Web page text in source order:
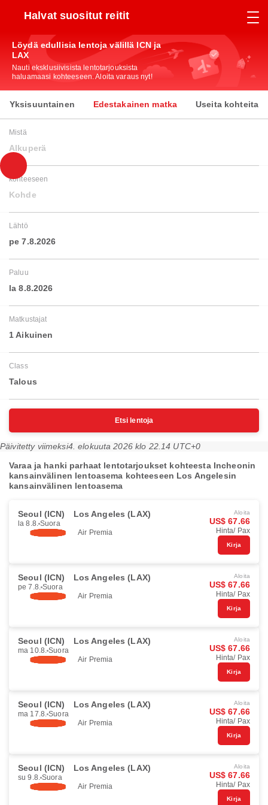
Halvat suositut reitit
Löydä edullisia lentoja välillä ICN ja
LAX
Nauti eksklusiivisista lentotarjouksista
haluamaasi kohteeseen. Aloita varaus nyt!
Yksisuuntainen Edestakainen matka Useita kohteita
Mistä
Alkuperä
kohteeseen
Kohde
Lähtö
pe 7.8.2026
Paluu
la 8.8.2026
Matkustajat
1 Aikuinen
Class
Talous
Etsi lentoja
Päivitetty viimeksi4. elokuuta 2026 klo 22.14 UTC+0
Varaa ja hanki parhaat lentotarjoukset kohteesta Incheonin
kansainvälinen lentoasema kohteeseen Los Angelesin
kansainvälinen lentoasema
Seoul (ICN) Los Angeles (LAX)
la 8.8. Suora
Air Premia
Aloita
US$ 67.66
Hinta/ Pax
Kirja
Seoul (ICN) Los Angeles (LAX)
pe 7.8. Suora
Air Premia
Aloita
US$ 67.66
Hinta/ Pax
Kirja
Seoul (ICN) Los Angeles (LAX)
ma 10.8. Suora
Air Premia
Aloita
US$ 67.66
Hinta/ Pax
Kirja
Seoul (ICN) Los Angeles (LAX)
ma 17.8. Suora
Air Premia
Aloita
US$ 67.66
Hinta/ Pax
Kirja
Seoul (ICN) Los Angeles (LAX)
su 9.8. Suora
Air Premia
Aloita
US$ 67.66
Hinta/ Pax
Kirja